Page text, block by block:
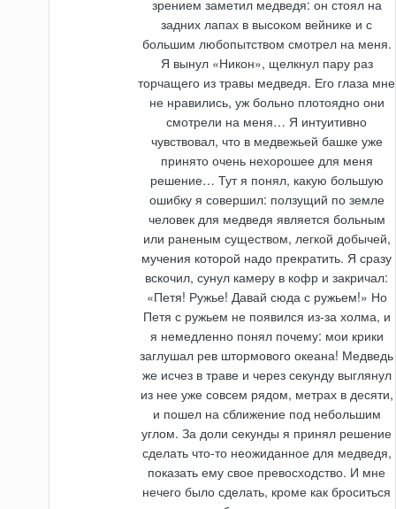
зрением заметил медведя: он стоял на
задних лапах в высоком вейнике и с
большим любопытством смотрел на меня.
Я вынул «Никон», щелкнул пару раз
торчащего из травы медведя. Его глаза мне
не нравились, уж больно плотоядно они
смотрели на меня… Я интуитивно
чувствовал, что в медвежьей башке уже
принято очень нехорошее для меня
решение… Тут я понял, какую большую
ошибку я совершил: ползущий по земле
человек для медведя является больным
или раненым существом, легкой добычей,
мучения которой надо прекратить. Я сразу
вскочил, сунул камеру в кофр и закричал:
«Петя! Ружье! Давай сюда с ружьем!» Но
Петя с ружьем не появился из-за холма, и
я немедленно понял почему: мои крики
заглушал рев штормового океана! Медведь
же исчез в траве и через секунду выглянул
из нее уже совсем рядом, метрах в десяти,
и пошел на сближение под небольшим
углом. За доли секунды я принял решение
сделать что-то неожиданное для медведя,
показать ему свое превосходство. И мне
нечего было сделать, кроме как броситься